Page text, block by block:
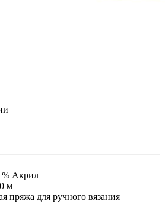
Aкрил
м
пряжа для ручного вязания